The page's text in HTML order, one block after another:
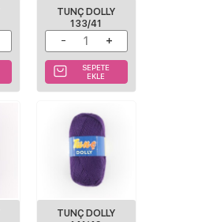
TUNÇ DOLLY
133/41
SEPETE
EKLE
TUNÇ DOLLY